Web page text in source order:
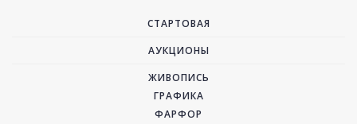
СТАРТОВАЯ
АУКЦИОНЫ
ЖИВОПИСЬ
ГРАФИКА
ФАРФОР